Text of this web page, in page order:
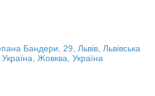
Бандери, 29, Львів, Львівська
Жовква, Україна